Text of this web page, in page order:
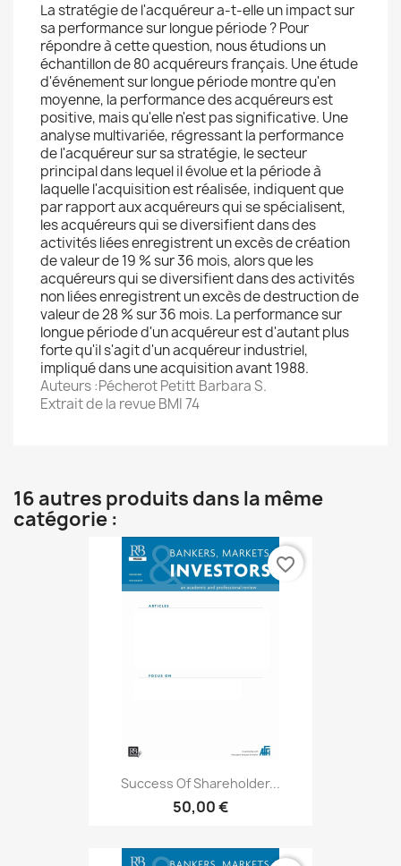
La stratégie de l'acquéreur a-t-elle un impact sur
sa performance sur longue période ? Pour
répondre à cette question, nous étudions un
échantillon de 80 acquéreurs français. Une étude
d'événement sur longue période montre qu'en
moyenne, la performance des acquéreurs est
positive, mais qu'elle n'est pas significative. Une
analyse multivariée, régressant la performance
de l'acquéreur sur sa stratégie, le secteur
principal dans lequel il évolue et la période à
laquelle l'acquisition est réalisée, indiquent que
par rapport aux acquéreurs qui se spécialisent,
les acquéreurs qui se diversifient dans des
activités liées enregistrent un excès de création
de valeur de 19 % sur 36 mois, alors que les
acquéreurs qui se diversifient dans des activités
non liées enregistrent un excès de destruction de
valeur de 28 % sur 36 mois. La performance sur
longue période d'un acquéreur est d'autant plus
forte qu'il s'agit d'un acquéreur industriel,
impliqué dans une acquisition avant 1988.
Auteurs :Pécherot Petitt Barbara S.
Extrait de la revue BMI 74
16 autres produits dans la même
catégorie :
Success Of Shareholder...
50,00 €
favorite_border